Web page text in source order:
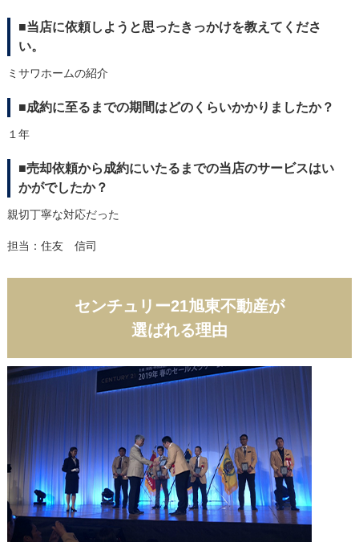
■当店に依頼しようと思ったきっかけを教えてくださ
い。
ミサワホームの紹介
■成約に至るまでの期間はどのくらいかかりましたか？
１年
■売却依頼から成約にいたるまでの当店のサービスはい
かがでしたか？
親切丁寧な対応だった
担当：住友 信司
センチュリー21旭東不動産が
選ばれる理由